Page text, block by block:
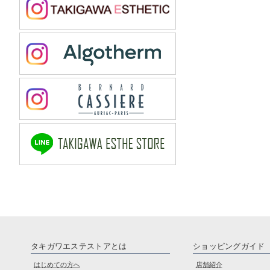
タキガワエステストアとは
はじめての方へ
ショッピングガイド
店舗紹介